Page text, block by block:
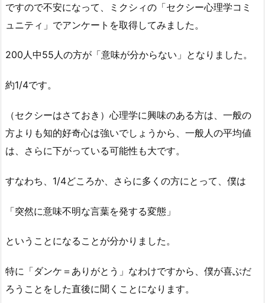
ですので不安になって、ミクシィの「セクシー心理学コミ
ュニティ」でアンケートを取得してみました。
200人中55人の方が「意味が分からない」となりました。
約1/4です。
（セクシーはさておき）心理学に興味のある方は、一般の
方よりも知的好奇心は強いでしょうから、一般人の平均値
は、さらに下がっている可能性も大です。
すなわち、1/4どころか、さらに多くの方にとって、僕は
「突然に意味不明な言葉を発する変態」
ということになることが分かりました。
特に「ダンケ＝ありがとう」なわけですから、僕が喜ぶだ
ろうことをした直後に聞くことになります。